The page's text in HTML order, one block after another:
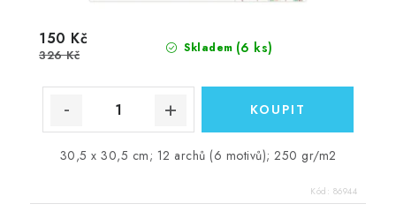
Skladem (6 ks)
150 Kč
326 Kč
30,5 x 30,5 cm; 12 archů (6 motivů); 250 gr/m2
Kód: 86944